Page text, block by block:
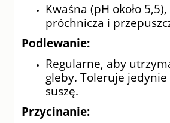
Kwaśna (pH około
próchnicza i
Podlewanie:
Regularne, aby
gleby. Toleruje jedynie
suszę.
Przycinanie: